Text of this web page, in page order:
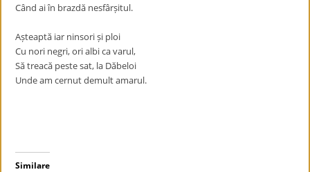
Când ai în brazdă nesfârșitul.
Așteaptă iar ninsoriși ploi
Cu nori negri, ori albi ca varul,
Să treacă peste sat, la Dăbeloi
Unde am cernut demult amarul.
Similare